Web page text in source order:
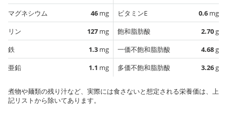
マグネシウム
46 mg
リン
127 mg
鉄
1.3 mg
亜鉛
1.1 mg
ビタミンE
0.6 mg
飽和脂肪酸
2.70g
一価不飽和脂肪酸
4.68g
多価不飽和脂肪酸
3.26g
煮物や麺類の残り汁など、実際には食さないと想定される栄養価は、上
記リストから除いてあります。